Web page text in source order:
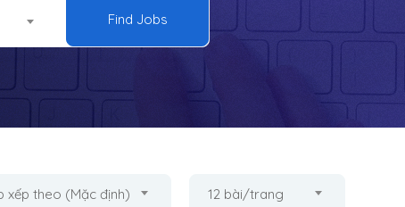
Find Jobs
xếp theo (Mặc định) 12 bài/trang